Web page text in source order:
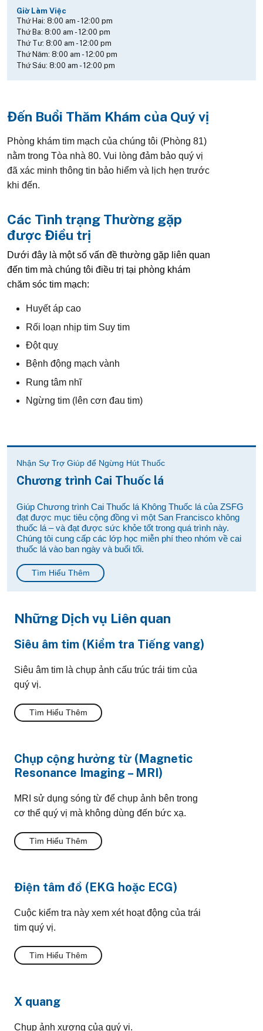
Giờ Làm Việc
Thứ Hai: 8:00 am - 12:00 pm
Thứ Ba: 8:00 am - 12:00 pm
Thứ Tư: 8:00 am - 12:00 pm
Thứ Năm: 8:00 am - 12:00 pm
Thứ Sáu: 8:00 am - 12:00 pm
Đến Buổi Thăm Khám của Quý vị
Phòng khám tim mạch của chúng tôi (Phòng 81)
nằm trong Tòa nhà 80. Vui lòng đảm bảo quý vị
đã xác minh thông tin bảo hiểm và lịch hẹn trước
khi đến.
Các Tình trạng Thường gặp
được Điều trị
Dưới đây là một số vấn đề thường gặp liên quan
đến tim mà chúng tôi điều trị tại phòng khám
chăm sóc tim mạch:
Huyết áp cao
Rối loạn nhịp tim Suy tim
Đột quỵ
Bệnh động mạch vành
Rung tâm nhĩ
Ngừng tim (lên cơn đau tim)
Nhận Sự Trợ Giúp để Ngừng Hút Thuốc
Chương trình Cai Thuốc lá
Giúp Chương trình Cai Thuốc lá Không Thuốc lá của ZSFG
đạt được mục tiêu cộng đồng vì một San Francisco không
thuốc lá – và đạt được sức khỏe tốt trong quá trình này.
Chúng tôi cung cấp các lớp học miễn phí theo nhóm về cai
thuốc lá vào ban ngày và buổi tối.
Tìm Hiểu Thêm
Những Dịch vụ Liên quan
Siêu âm tim (Kiểm tra Tiếng vang)
Siêu âm tim là chụp ảnh cấu trúc trái tim của
quý vị.
Tìm Hiểu Thêm
Chụp cộng hưởng từ (Magnetic
Resonance Imaging – MRI)
MRI sử dụng sóng từ để chụp ảnh bên trong
cơ thể quý vị mà không dùng đến bức xạ.
Tìm Hiểu Thêm
Điện tâm đồ (EKG hoặc ECG)
Cuộc kiểm tra này xem xét hoạt động của trái
tim quý vị.
Tìm Hiểu Thêm
X quang
Chụp ảnh xương của quý vị.